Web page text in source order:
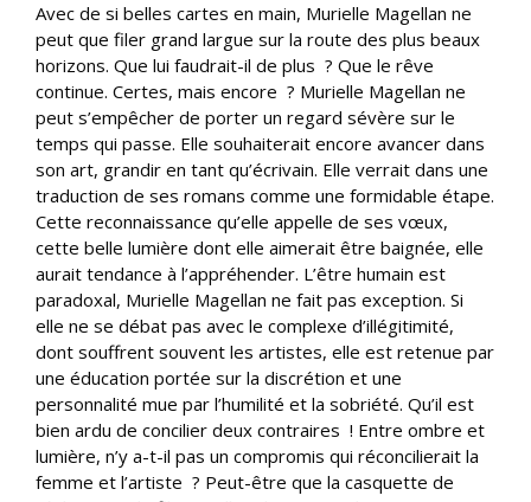
Avec de si belles cartes en main, Murielle Magellan ne
peut que filer grand largue sur la route des plus beaux
horizons. Que lui faudrait-il de plus ? Que le rêve
continue. Certes, mais encore ? Murielle Magellan ne
peut s’empêcher de porter un regard sévère sur le
temps qui passe. Elle souhaiterait encore avancer dans
son art, grandir en tant qu’écrivain. Elle verrait dans une
traduction de ses romans comme une formidable étape.
Cette reconnaissance qu’elle appelle de ses vœux,
cette belle lumière dont elle aimerait être baignée, elle
aurait tendance à l’appréhender. L’être humain est
paradoxal, Murielle Magellan ne fait pas exception. Si
elle ne se débat pas avec le complexe d’illégitimité,
dont souffrent souvent les artistes, elle est retenue par
une éducation portée sur la discrétion et une
personnalité mue par l’humilité et la sobriété. Qu’il est
bien ardu de concilier deux contraires ! Entre ombre et
lumière, n’y a-t-il pas un compromis qui réconcilierait la
femme et l’artiste ? Peut-être que la casquette de